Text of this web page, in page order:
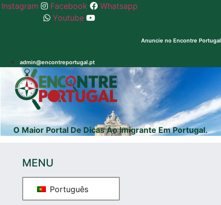
Pular
Instagram Facebook
Whatsapp
Youtube
Anuncie no Encontre Portugal
admin@encontreportugal.pt
O Maior Portal De Dicas Ao Imigrante Em Portugal.
MENU
seu
dominio
.pt e
.com
Loja
Encontre
Explicadores
Português